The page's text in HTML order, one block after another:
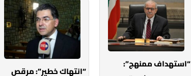
“استهداف ممنهج”:
“انتهاك خطير”: مرقص